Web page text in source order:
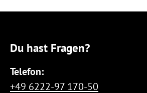
Du hast Fragen?
Telefon:
+49 6222-97 170-50